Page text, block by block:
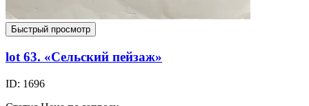
Быстрый просмотр
lot 63. «Сельский пейзаж»
ID: 1696